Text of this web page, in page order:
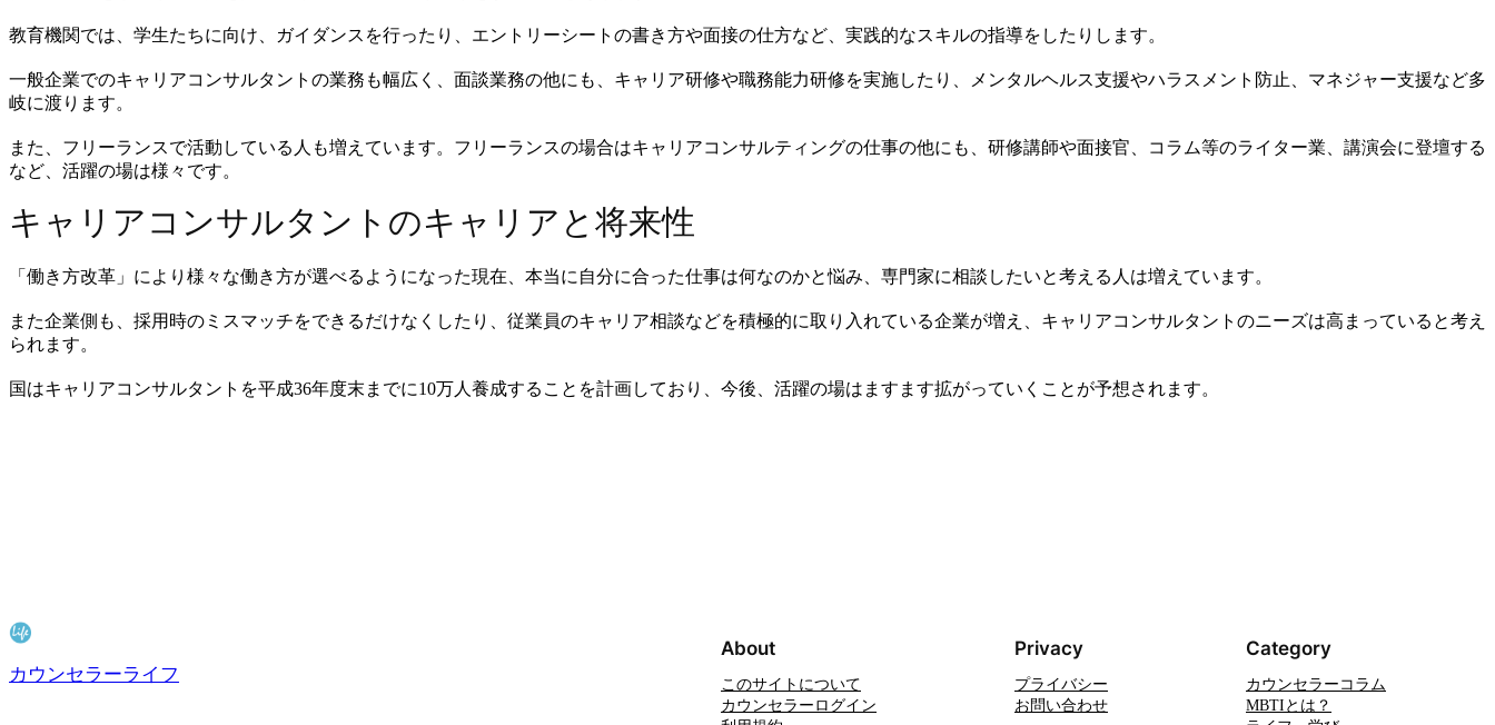
教育機関では、学生たちに向け、ガイダンスを行ったり、エントリーシートの書き方や面接の仕方など、実践的なスキルの指導をしたりします。
一般企業でのキャリアコンサルタントの業務も幅広く、面談業務の他にも、キャリア研修や職務能力研修を実施したり、メンタルヘルス支援やハラスメント防止、マネジャー支援など多
岐に渡ります。
また、フリーランスで活動している人も増えています。フリーランスの場合はキャリアコンサルティングの仕事の他にも、研修講師や面接官、コラム等のライター業、講演会に登壇する
など、活躍の場は様々です。
キャリアコンサルタントのキャリアと将来性
「働き方改革」により様々な働き方が選べるようになった現在、本当に自分に合った仕事は何なのかと悩み、専門家に相談したいと考える人は増えています。
また企業側も、採用時のミスマッチをできるだけなくしたり、従業員のキャリア相談などを積極的に取り入れている企業が増え、キャリアコンサルタントのニーズは高まっていると考え
られます。
国はキャリアコンサルタントを平成36年度末までに10万人養成することを計画しており、今後、活躍の場はますます拡がっていくことが予想されます。
カウンセラーライフ
About
このサイトについて
カウンセラーログイン
Privacy
プライバシー
お問い合わせ
Category
カウンセラーコラム
MBTIとは？